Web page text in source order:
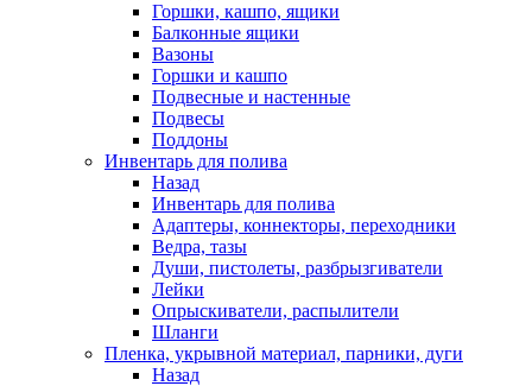
Горшки, кашпо, ящики
Балконные ящики
Вазоны
Горшки и кашпо
Подвесные и настенные
Подвесы
Поддоны
Инвентарь для полива
Назад
Инвентарь для полива
Адаптеры, коннекторы, переходники
Ведра, тазы
Души, пистолеты, разбрызгиватели
Лейки
Опрыскиватели, распылители
Шланги
Пленка, укрывной материал, парники, дуги
Назад